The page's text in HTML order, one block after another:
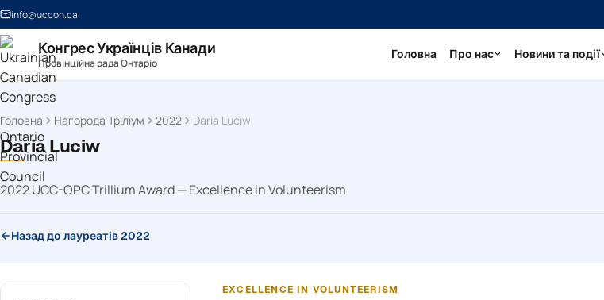
info@uccon.ca
Конгрес Українців Канади
Провінційна рада Онтаріо
Головна Про нас Новини та події
Головна Нагорода Тріліум 2022 Daria Luciw
Daria Luciw
2022 UCC-OPC Trillium Award — Excellence in Volunteerism
Назад до лауреатів 2022
EXCELLENCE IN VOLUNTEERISM